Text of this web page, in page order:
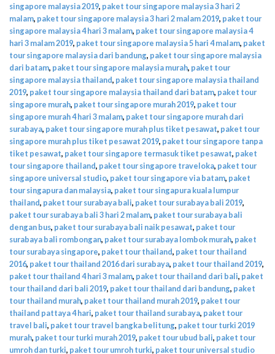
singapore malaysia 2019, paket tour singapore malaysia 3 hari 2
malam, paket tour singapore malaysia 3 hari 2 malam 2019, paket tour
singapore malaysia 4 hari 3 malam, paket tour singapore malaysia 4
hari 3 malam 2019, paket tour singapore malaysia 5 hari 4 malam, paket
tour singapore malaysia dari bandung, paket tour singapore malaysia
dari batam, paket tour singapore malaysia murah, paket tour
singapore malaysia thailand, paket tour singapore malaysia thailand
2019, paket tour singapore malaysia thailand dari batam, paket tour
singapore murah, paket tour singapore murah 2019, paket tour
singapore murah 4 hari 3 malam, paket tour singapore murah dari
surabaya, paket tour singapore murah plus tiket pesawat, paket tour
singapore murah plus tiket pesawat 2019, paket tour singapore tanpa
tiket pesawat, paket tour singapore termasuk tiket pesawat, paket
tour singapore thailand, paket tour singapore traveloka, paket tour
singapore universal studio, paket tour singapore via batam, paket
tour singapura dan malaysia, paket tour singapura kuala lumpur
thailand, paket tour surabaya bali, paket tour surabaya bali 2019,
paket tour surabaya bali 3 hari 2 malam, paket tour surabaya bali
dengan bus, paket tour surabaya bali naik pesawat, paket tour
surabaya bali rombongan, paket tour surabaya lombok murah, paket
tour surabaya singapore, paket tour thailand, paket tour thailand
2016, paket tour thailand 2016 dari surabaya, paket tour thailand 2019,
paket tour thailand 4 hari 3 malam, paket tour thailand dari bali, paket
tour thailand dari bali 2019, paket tour thailand dari bandung, paket
tour thailand murah, paket tour thailand murah 2019, paket tour
thailand pattaya 4 hari, paket tour thailand surabaya, paket tour
travel bali, paket tour travel bangka belitung, paket tour turki 2019
murah, paket tour turki murah 2019, paket tour ubud bali, paket tour
umroh dan turki, paket tour umroh turki, paket tour universal studio